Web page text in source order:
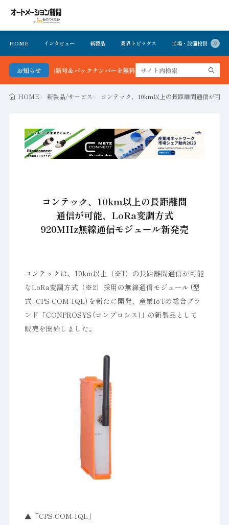
HOME インタビュー 新製品 業界トピックス 工場・設備投資
お知らせ
聞 最新号＆バックナンバーを無料で公開中 詳細はこちら
HOME 新製品/サービス コンテック、10km以上の長距離間通信が可
コンテック、10km以上の長距離間
通信が可能、LoRa変調方式
920MHz無線通信モジュール新発売
コンテックは、10km以上（※1）の長距離間通信が可能
なLoRa変調方式（※2）採用の無線通信モジュール (型
式 : CPS-COM-1QL) を新たに開発、産業IoTの総合ブラ
ンド「CONPROSYS (コンプロシス)」の新製品として
販売を開始しました。
▲「CPS-COM-1QL」